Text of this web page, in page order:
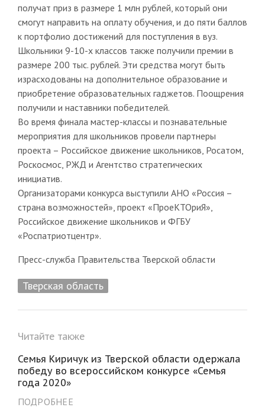
получат приз в размере 1 млн рублей, который они
смогут направить на оплату обучения, и до пяти баллов
к портфолио достижений для поступления в вуз.
Школьники 9-10-х классов также получили премии в
размере 200 тыс. рублей. Эти средства могут быть
израсходованы на дополнительное образование и
приобретение образовательных гаджетов. Поощрения
получили и наставники победителей.
Во время финала мастер-классы и познавательные
мероприятия для школьников провели партнеры
проекта – Российское движение школьников, Росатом,
Роскосмос, РЖД и Агентство стратегических
инициатив.
Организаторами конкурса выступили АНО «Россия –
страна возможностей», проект «ПроеКТОриЯ»,
Российское движение школьников и ФГБУ
«Роспатриотцентр».
Пресс-служба Правительства Тверской области
Тверская область
Читайте также
Семья Киричук из Тверской области одержала
победу во всероссийском конкурсе «Семья
года 2020»
ПОДРОБНЕЕ